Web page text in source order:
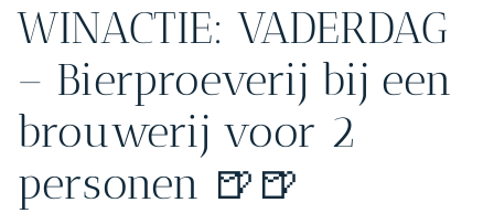
WINACTIE: VADERDAG
– Bierproeverij bij een
brouwerij voor 2
personen 🍺🍺